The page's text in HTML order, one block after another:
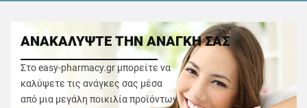
ΑΝΑΚΑΛΥΨΤΕ ΤΗΝ ΑΝΑΓΚΗ ΣΑΣ
Στο easy-pharmacy.gr μπορείτε να
καλύψετε τις ανάγκες σας μέσα
από μια μεγάλη ποικιλία προϊόντων